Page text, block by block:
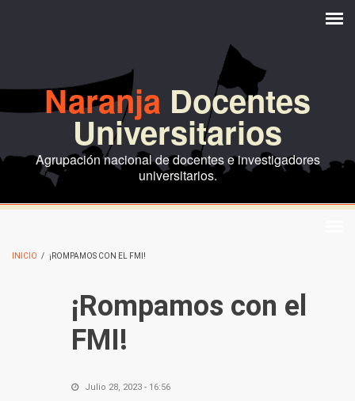
Naranja Docentes
Universitarios
Agrupación nacional de docentes e investigadores
universitarios.
INICIO / ¡ROMPAMOS CON EL FMI!
¡Rompamos con el
FMI!
Julio 28, 2023 - 16:56